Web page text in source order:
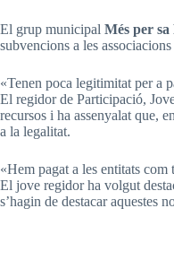
El grup municipal Més per sa
subvencions a les
«Tenen poca legitimitat per a
El regidor de Participació,
recursos i ha assenyalat que,
a la legalitat.
«Hem pagat a les entitats
El jove regidor ha volgut
s’hagin de destacar aquestes